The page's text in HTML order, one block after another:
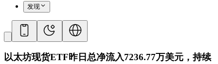
发现
以太坊现货ETF昨日总净流入7236.77万美元，持续